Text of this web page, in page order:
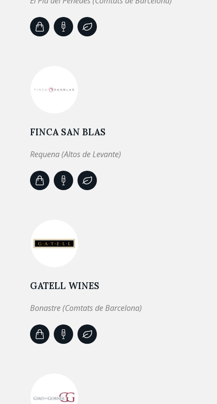
FINCA SAN BLAS
Requena (Altos de Levante)
GATELL WINES
Bonastre (Comtats de Barcelona)